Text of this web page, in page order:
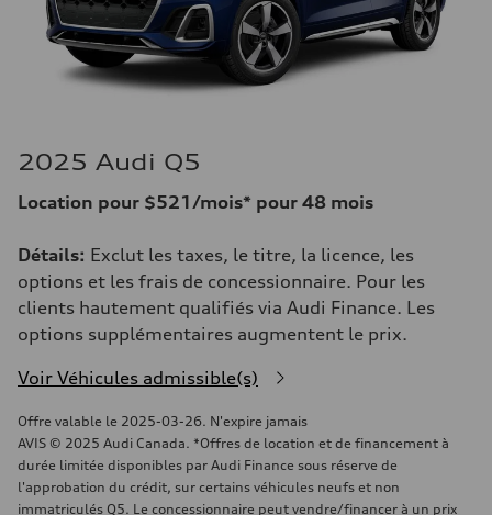
2025 Audi Q5
Location pour $521/mois* pour 48 mois
Détails: Exclut les taxes, le titre, la licence, les
options et les frais de concessionnaire. Pour les
clients hautement qualifiés via Audi Finance. Les
options supplémentaires augmentent le prix.
Voir Véhicules admissible(s)
Offre valable le 2025-03-26. N'expire jamais
AVIS © 2025 Audi Canada. *Offres de location et de financement à
durée limitée disponibles par Audi Finance sous réserve de
l'approbation du crédit, sur certains véhicules neufs et non
immatriculés Q5. Le concessionnaire peut vendre/financer à un prix